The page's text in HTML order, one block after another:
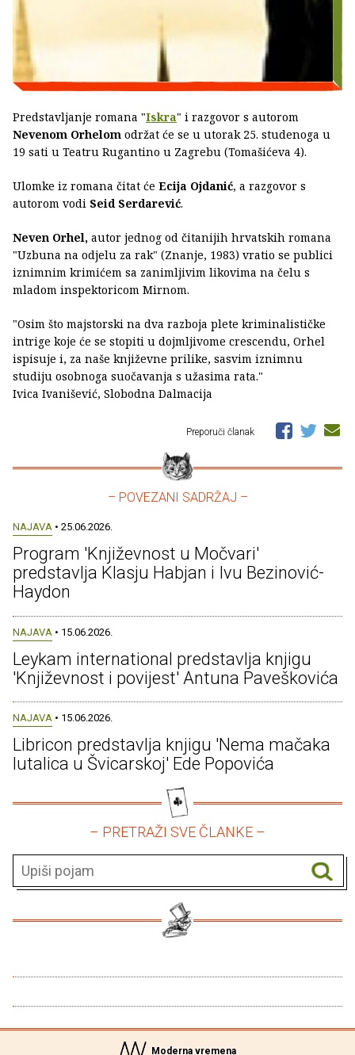
Predstavljanje romana "Iskra" i razgovor s autorom
Nevenom Orhelom održat će se u utorak 25. studenoga u
19 sati u Teatru Rugantino u Zagrebu (Tomašićeva 4).
Ulomke iz romana čitat će Ecija Ojdanić, a razgovor s
autorom vodi Seid Serdarević.
Neven Orhel, autor jednog od čitanijih hrvatskih romana
"Uzbuna na odjelu za rak" (Znanje, 1983) vratio se publici
iznimnim krimićem sa zanimljivim likovima na čelu s
mladom inspektoricom Mirnom.
"Osim što majstorski na dva razboja plete kriminalističke
intrige koje će se stopiti u dojmljivome crescendu, Orhel
ispisuje i, za naše književne prilike, sasvim iznimnu
studiju osobnoga suočavanja s užasima rata."
Ivica Ivanišević, Slobodna Dalmacija
Preporuči članak
– POVEZANI SADRŽAJ –
NAJAVA • 25.06.2026.
Program 'Književnost u Močvari'
predstavlja Klasju Habjan i Ivu Bezinović-
Haydon
NAJAVA • 15.06.2026.
Leykam international predstavlja knjigu
'Književnost i povijest' Antuna Paveškovića
NAJAVA • 15.06.2026.
Libricon predstavlja knjigu 'Nema mačaka
lutalica u Švicarskoj' Ede Popovića
– PRETRAŽI SVE ČLANKE –
Moderna vremena